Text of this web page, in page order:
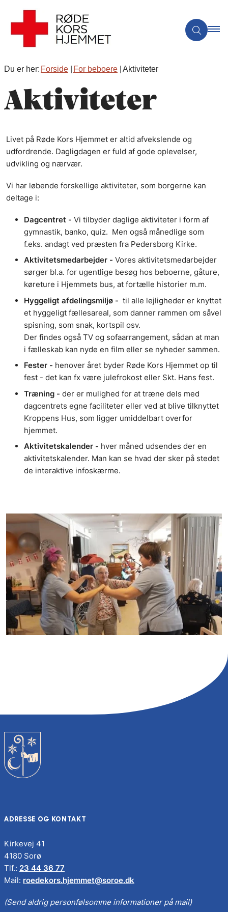
Du er her: Forside For beboere Aktiviteter
Aktiviteter
Livet på Røde Kors Hjemmet er altid afvekslende og
udfordrende. Dagligdagen er fuld af gode oplevelser,
udvikling og nærvær.
Vi har løbende forskellige aktiviteter, som borgerne kan
deltage i:
Dagcentret - Vi tilbyder daglige aktiviteter i form af
gymnastik, banko, quiz. Men også månedlige som
f.eks. andagt ved præsten fra Pedersborg Kirke.
Aktivitetsmedarbejder - Vores aktivitetsmedarbejder
sørger bl.a. for ugentlige besøg hos beboerne, gåture,
køreture i Hjemmets bus, at fortælle historier m.m.
Hyggeligt afdelingsmiljø - til alle lejligheder er knyttet
et hyggeligt fællesareal, som danner rammen om såvel
spisning, som snak, kortspil osv.
Der findes også TV og sofaarrangement, sådan at man
i fælleskab kan nyde en film eller se nyheder sammen.
Fester - henover året byder Røde Kors Hjemmet op til
fest - det kan fx være julefrokost eller Skt. Hans fest.
Træning - der er mulighed for at træne dels med
dagcentrets egne faciliteter eller ved at blive tilknyttet
Kroppens Hus, som ligger umiddelbart overfor
hjemmet.
Aktivitetskalender - hver måned udsendes der en
aktivitetskalender. Man kan se hvad der sker på stedet
de interaktive infoskærme.
ADRESSE OG KONTAKT
Kirkevej 41
4180 Sorø
Tlf.: 23 44 36 77
Mail: roedekors.hjemmet@soroe.dk
(Send aldrig personfølsomme informationer på mail)